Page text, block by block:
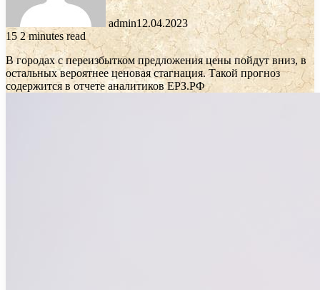
admin12.04.2023
15 2 minutes read
В городах с переизбытком предложения цены пойдут вниз, в
остальных вероятнее ценовая стагнация. Такой прогноз
содержится в отчете аналитиков ЕРЗ.РФ